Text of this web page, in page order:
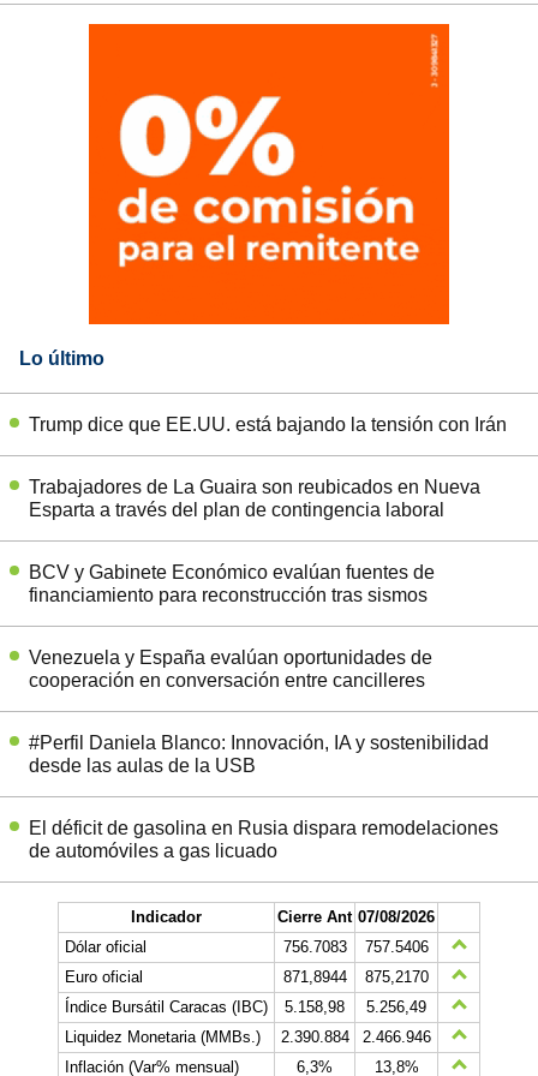
Lo último
Trump dice que EE.UU. está bajando la tensión con Irán
Trabajadores de La Guaira son reubicados en Nueva
Esparta a través del plan de contingencia laboral
BCV y Gabinete Económico evalúan fuentes de
financiamiento para reconstrucción tras sismos
Venezuela y España evalúan oportunidades de
cooperación en conversación entre cancilleres
#Perfil Daniela Blanco: Innovación, IA y sostenibilidad
desde las aulas de la USB
El déficit de gasolina en Rusia dispara remodelaciones
de automóviles a gas licuado
Indicador Cierre Ant 07/08/2026
Dólar oficial
756.7083
757.5406
Euro oficial
871,8944
875,2170
Índice Bursátil Caracas (IBC)
5.158,98
5.256,49
Liquidez Monetaria (MMBs.)
2.390.884
2.466.946
Inflación (Var% mensual)
6,3% 13,8%